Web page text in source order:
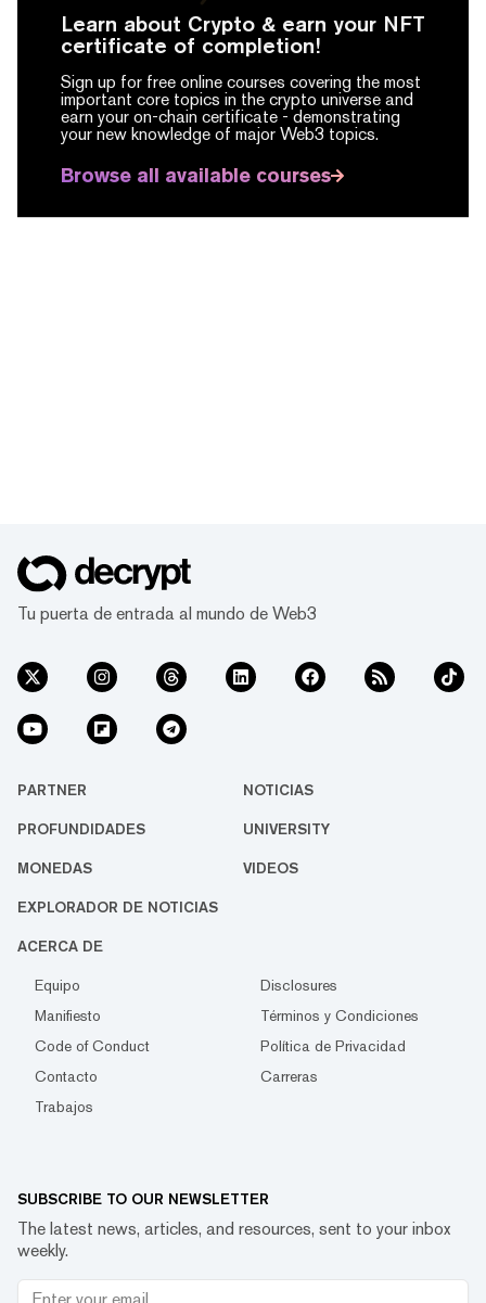
Learn about Crypto & earn your NFT
certificate of completion!
Sign up for free online courses covering the most
important core topics in the crypto universe and
earn your on-chain certificate - demonstrating
your new knowledge of major Web3 topics.
Browse all available courses
Tu puerta de entrada al mundo de Web3
PARTNER NOTICIAS
PROFUNDIDADES UNIVERSITY
MONEDAS VIDEOS
EXPLORADOR DE NOTICIAS
ACERCA DE
Equipo
Disclosures
Manifiesto
Términos y Condiciones
Code of Conduct
Política de Privacidad
Contacto
Carreras
Trabajos
SUBSCRIBE TO OUR NEWSLETTER
The latest news, articles, and resources, sent to your inbox
weekly.